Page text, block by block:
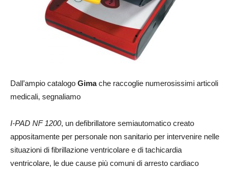
Dall’ampio catalogo Gimache raccoglie numerosissimi articoli
medicali, segnaliamo
I-PAD NF 1200, un defibrillatore semiautomatico creato
appositamente per personale non sanitario per intervenire nelle
situazioni di fibrillazione ventricolare e di tachicardia
ventricolare, le due cause più comuni di arresto cardiaco